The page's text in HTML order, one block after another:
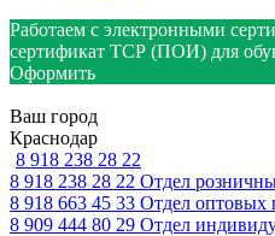
Работаем с электронными
сертификат ТСР (ПОИ) для
Оформить
Ваш город
Краснодар
8 918 238 28 22
8 918 238 28 22 Отдел
8 918 663 45 33 Отдел оптовых
8 909 444 80 29 Отдел